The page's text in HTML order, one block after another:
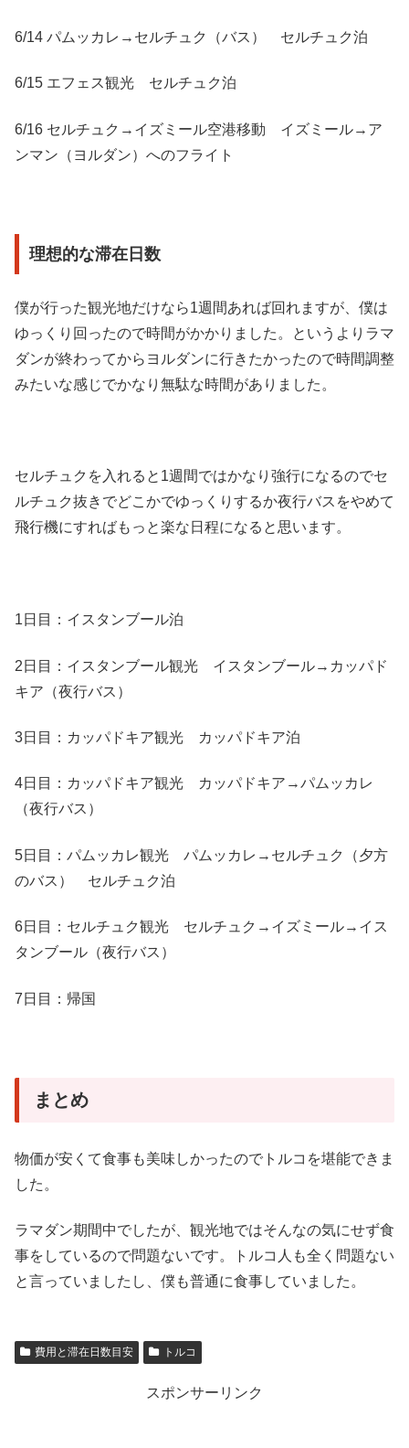
6/14 パムッカレ→セルチュク（バス） セルチュク泊
6/15 エフェス観光 セルチュク泊
6/16 セルチュク→イズミール空港移動 イズミール→ア
ンマン（ヨルダン）へのフライト
理想的な滞在日数
僕が行った観光地だけなら1週間あれば回れますが、僕は
ゆっくり回ったので時間がかかりました。というよりラマ
ダンが終わってからヨルダンに行きたかったので時間調整
みたいな感じでかなり無駄な時間がありました。
セルチュクを入れると1週間ではかなり強行になるのでセ
ルチュク抜きでどこかでゆっくりするか夜行バスをやめて
飛行機にすればもっと楽な日程になると思います。
1日目：イスタンブール泊
2日目：イスタンブール観光 イスタンブール→カッパド
キア（夜行バス）
3日目：カッパドキア観光 カッパドキア泊
4日目：カッパドキア観光 カッパドキア→パムッカレ
（夜行バス）
5日目：パムッカレ観光 パムッカレ→セルチュク（夕方
のバス） セルチュク泊
6日目：セルチュク観光 セルチュク→イズミール→イス
タンブール（夜行バス）
7日目：帰国
まとめ
物価が安くて食事も美味しかったのでトルコを堪能できま
した。
ラマダン期間中でしたが、観光地ではそんなの気にせず食
事をしているので問題ないです。トルコ人も全く問題ない
と言っていましたし、僕も普通に食事していました。
費用と滞在日数目安 トルコ
スポンサーリンク